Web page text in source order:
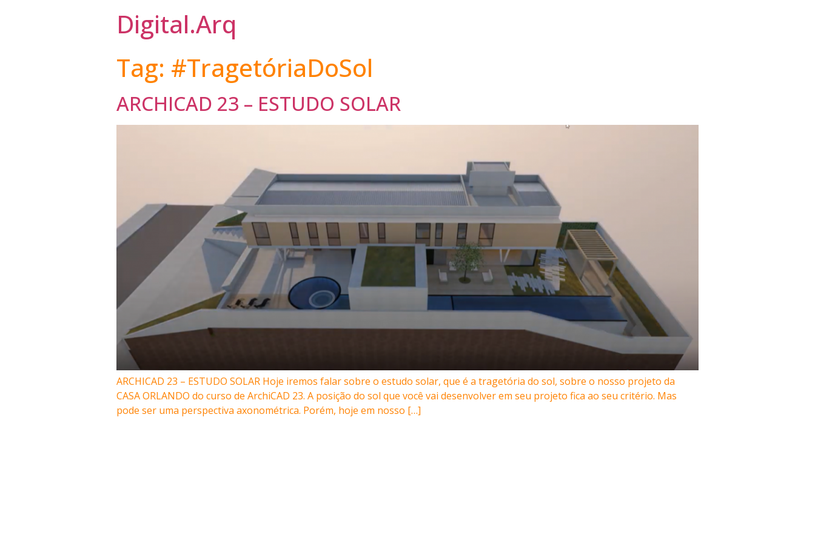
Digital.Arq
Tag: #TragetóriaDoSol
ARCHICAD 23 – ESTUDO SOLAR
ARCHICAD 23 – ESTUDO SOLAR Hoje iremos falar sobre o estudo solar, que é a tragetória do sol, sobre o nosso projeto da
CASA ORLANDO do curso de ArchiCAD 23. A posição do sol que você vai desenvolver em seu projeto fica ao seu critério. Mas
pode ser uma perspectiva axonométrica. Porém, hoje em nosso […]